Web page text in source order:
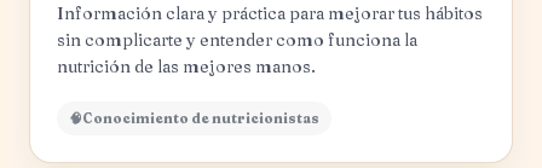
Información clara y práctica para mejorar tus hábitos
sin complicarte y entender como funciona la
nutrición de las mejores manos.
🧠Conocimiento de nutricionistas